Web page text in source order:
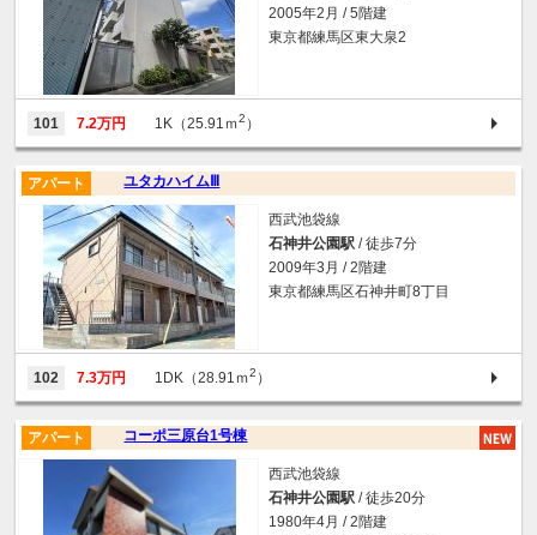
2005年2月 / 5階建
東京都練馬区東大泉2
101 7.2万円 1K（25.91ｍ2 ）
ユタカハイムⅢ
アパート
西武池袋線
石神井公園駅 / 徒歩7分
2009年3月 / 2階建
東京都練馬区石神井町8丁目
102 7.3万円 1DK（28.91ｍ2 ）
コーポ三原台1号棟
アパート
西武池袋線
石神井公園駅 / 徒歩20分
1980年4月 / 2階建